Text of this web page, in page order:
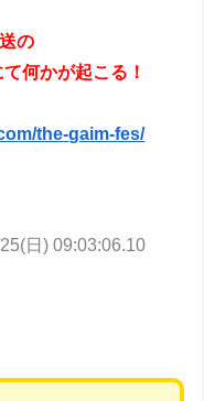
の
何かが起こる！
the-gaim-fes/
日) 09:03:06.10